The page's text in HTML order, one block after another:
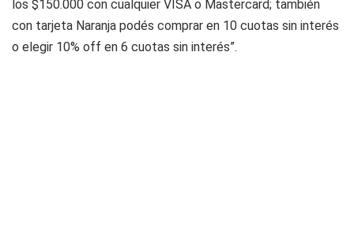
los $150.000 con cualquier VISA o Mastercard; también
con tarjeta Naranja podés comprar en 10 cuotas sin interés
o elegir 10% off en 6 cuotas sin interés”.